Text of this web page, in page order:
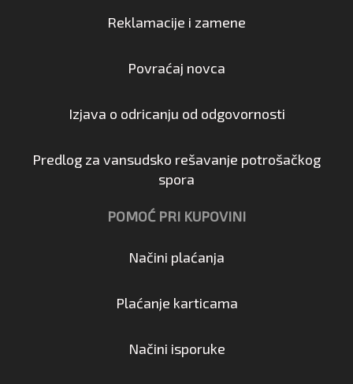
Reklamacije i zamene
Povraćaj novca
Izjava o odricanju od odgovornosti
Predlog za vansudsko rešavanje potrošačkog
spora
POMOĆ PRI KUPOVINI
Načini plaćanja
Plaćanje karticama
Načini isporuke